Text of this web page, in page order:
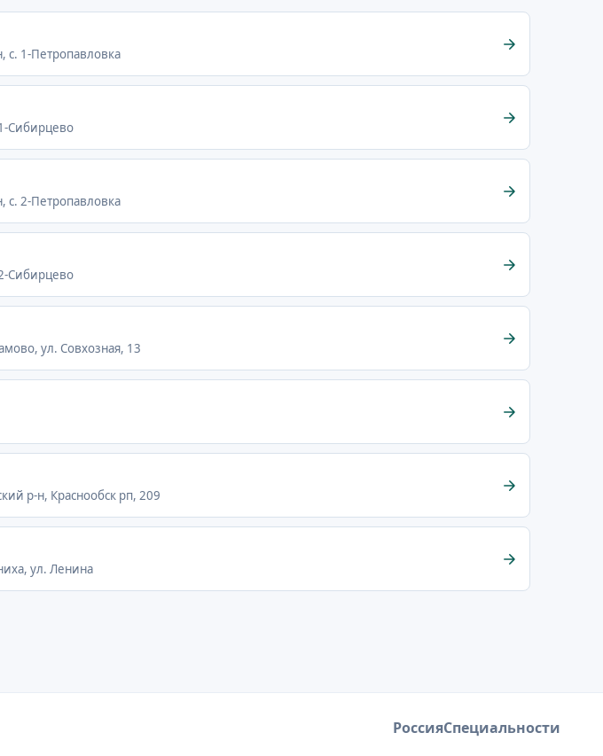
с. 1-Петропавловка
Сибирцево
с. 2-Петропавловка
Сибирцево
ул. Совхозная, 13
р-н, Краснообск рп, 209
ул. Ленина
РоссияСпециальности